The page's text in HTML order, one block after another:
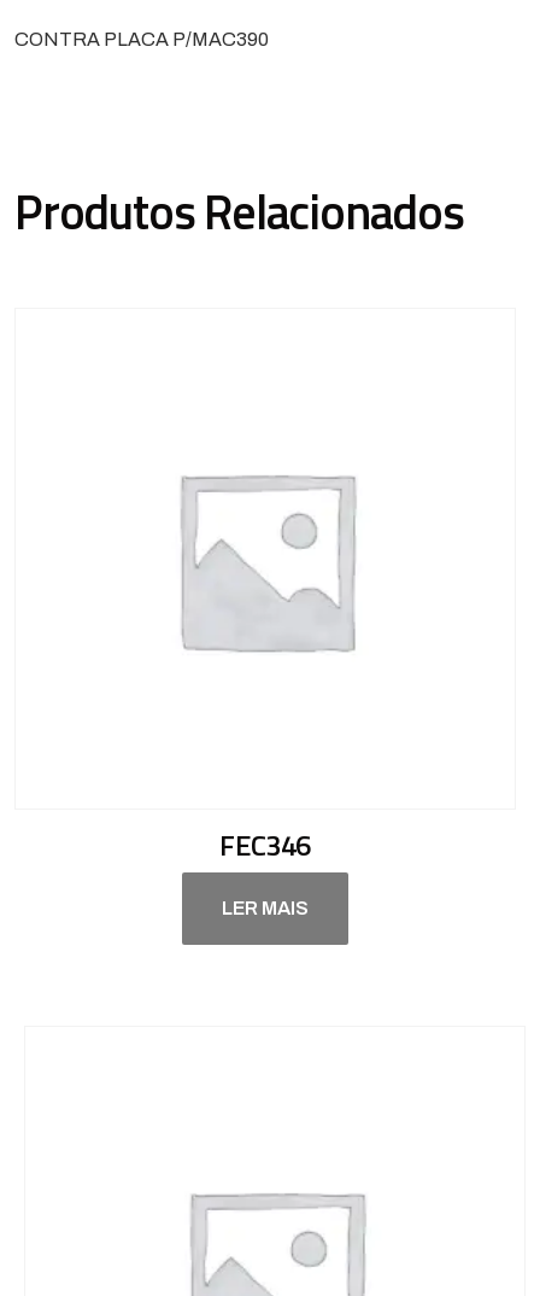
CONTRA PLACA P/MAC390
Produtos Relacionados
FEC346
LER MAIS